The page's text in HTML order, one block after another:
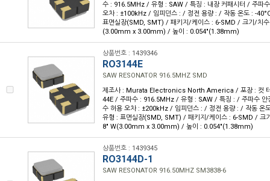
수 : 916.5MHz / 유형 : SAW / 특징 : 내장 커패시터 / 주파
오차 : ±100kHz / 임피던스 : / 정전 용량 : / 작동 온도 : -
표면실장(SMD, SMT) / 패키지/케이스 : 6-SMD / 크기/치
(3.00mm x 3.00mm) / 높이 : 0.054"(1.38mm)
상품번호 : 1439346
RO3144E
SAW RESONATOR 916.5MHZ SMD
제조사 : Murata Electronics North America / 포장 : 컷
44E / 주파수 : 916.5MHz / 유형 : SAW / 특징 : / 주파수
수 허용 오차 : ±200kHz / 임피던스 : / 정전 용량 : / 작동 온
유형 : 표면실장(SMD, SMT) / 패키지/케이스 : 6-SMD / 크
8" W(3.00mm x 3.00mm) / 높이 : 0.054"(1.38mm)
상품번호 : 1439345
RO3144D-1
SAW RESONATOR 916.50MHZ SM3838-6